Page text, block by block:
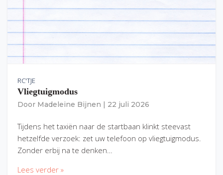
RC'TJE
Vliegtuigmodus
Door Madeleine Bijnen 22 juli 2026
Tijdens het taxiën naar de startbaan klinkt steevast
hetzelfde verzoek: zet uw telefoon op vliegtuigmodus.
Zonder erbij na te denken…
Lees verder »